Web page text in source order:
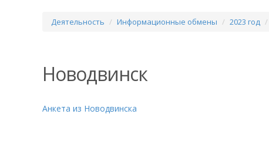
Деятельность Информационные обмены 2023 год
Новодвинск
Анкета из Новодвинска